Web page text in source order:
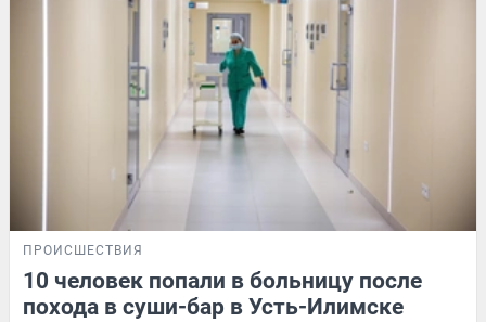
ПРОИСШЕСТВИЯ
10 человек попали в больницу после
похода в суши-бар в Усть-Илимске